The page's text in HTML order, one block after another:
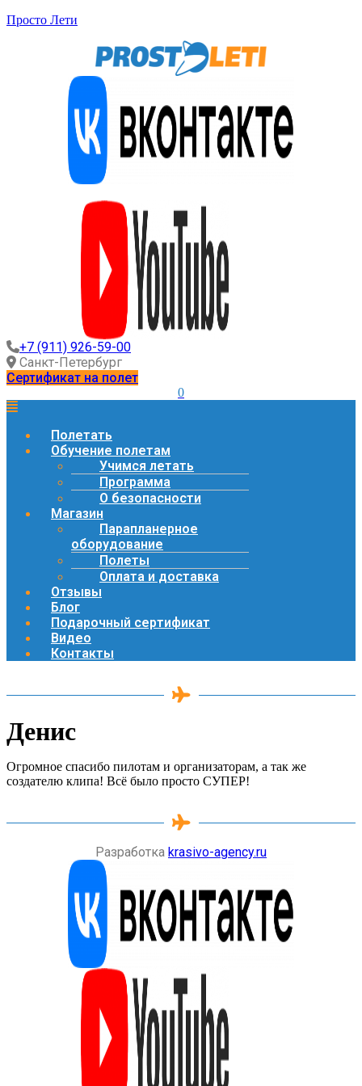
Просто Лети
+7 (911) 926-59-00
Санкт-Петербург
Сертификат на полет
0
Полетать
Обучение полетам
Учимся летать
Программа
О безопасности
Магазин
Парапланерное
оборудование
Полеты
Оплата и доставка
Отзывы
Блог
Подарочный сертификат
Видео
Контакты
Денис
Огромное спасибо пилотам и организаторам, а так же
создателю клипа! Всё было просто СУПЕР!
Разработка krasivo-agency.ru